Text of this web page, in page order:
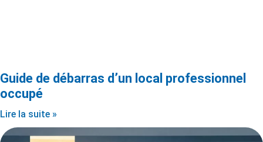
Guide de débarras d’un local professionnel
occupé
Lire la suite »